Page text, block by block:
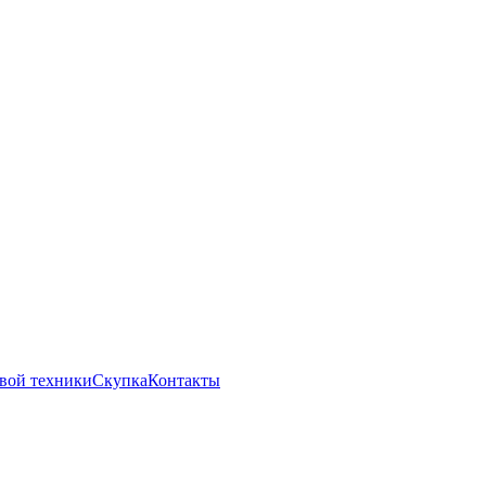
техникиСкупкаКонтакты